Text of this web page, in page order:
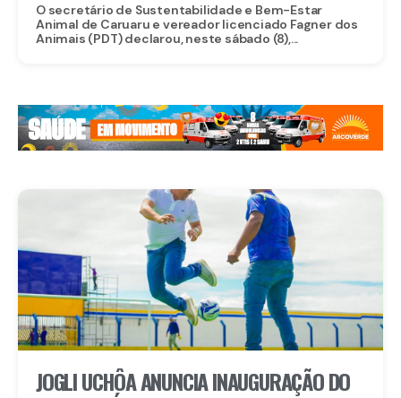
O secretário de Sustentabilidade e Bem-Estar
Animal de Caruaru e vereador licenciado Fagner dos
Animais (PDT) declarou, neste sábado (8),...
JOGLI UCHÔA ANUNCIA INAUGURAÇÃO DO